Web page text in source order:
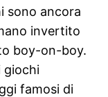
sono ancora
invertito
boy-on-boy.
giochi
famosi di